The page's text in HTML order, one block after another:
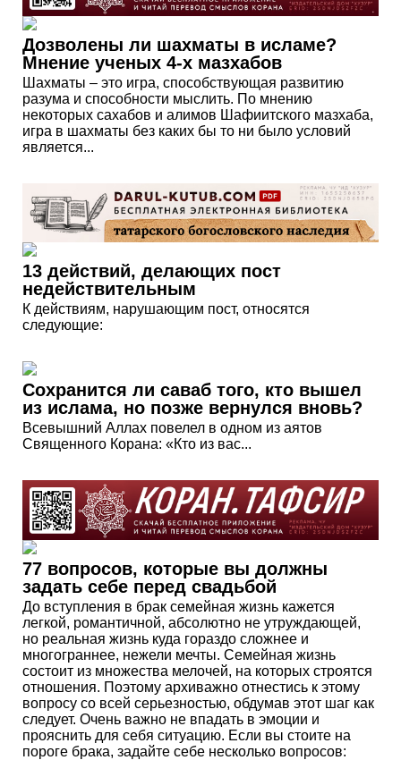
Дозволены ли шахматы в исламе?
Мнение ученых 4-х мазхабов
Шахматы – это игра, способствующая развитию
разума и способности мыслить. По мнению
некоторых сахабов и алимов Шафиитского мазхаба,
игра в шахматы без каких бы то ни было условий
является...
13 действий, делающих пост
недействительным
К действиям, нарушающим пост, относятся
следующие:
Сохранится ли саваб того, кто вышел
из ислама, но позже вернулся вновь?
Всевышний Аллах повелел в одном из аятов
Священного Корана: «Кто из вас...
77 вопросов, которые вы должны
задать себе перед свадьбой
До вступления в брак семейная жизнь кажется
легкой, романтичной, абсолютно не утруждающей,
но реальная жизнь куда гораздо сложнее и
многограннее, нежели мечты. Семейная жизнь
состоит из множества мелочей, на которых строятся
отношения. Поэтому архиважно отнестись к этому
вопросу со всей серьезностью, обдумав этот шаг как
следует. Очень важно не впадать в эмоции и
прояснить для себя ситуацию. Если вы стоите на
пороге брака, задайте себе несколько вопросов: